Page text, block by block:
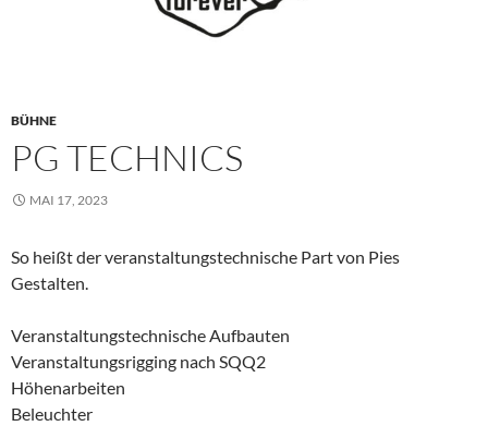
BÜHNE
PG TECHNICS
MAI 17, 2023
So heißt der veranstaltungstechnische Part von Pies
Gestalten.
Veranstaltungstechnische Aufbauten
Veranstaltungsrigging nach SQQ2
Höhenarbeiten
Beleuchter